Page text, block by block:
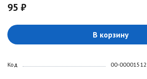
95 ₽
В корзину
Код 00-00001512